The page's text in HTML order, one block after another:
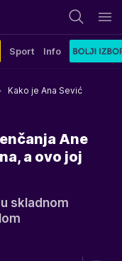
Sport Info
Kako je Ana Sević
Ane
a ovo joj
skladnom